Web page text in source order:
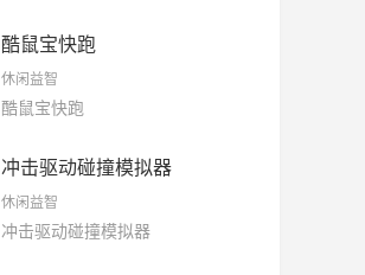
酷鼠宝快跑
休闲益智
酷鼠宝快跑
冲击驱动碰撞模拟器
休闲益智
冲击驱动碰撞模拟器